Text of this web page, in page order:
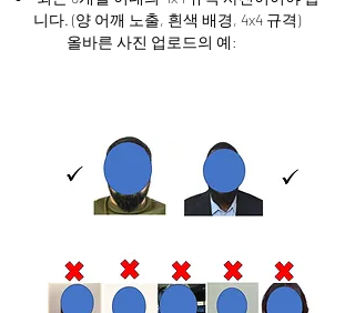
니다. (양 어깨 노출, 흰색 배경, 4x4 규격)
​ 올바른 사진 업로드의 예: